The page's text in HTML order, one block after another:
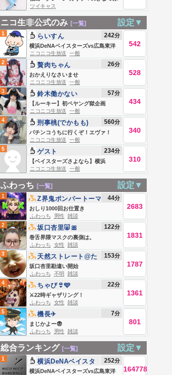
し
ツイキャス
ニコ生非公式のみ [一覧] 設定▼
1
横浜DeNAベイスターズvs広島東洋
カープ （8月8日）
らいすん 242分
542
ニコニコ生放送 一般
2
おかえりなさいませ
贅肉ちゃん 26分
528
ニコニコ生放送 一般
3
【ルーキー】初ペヤング獄企画
鈴木働かない 57分
434
ニコニコ生放送 一般
4
パチンコうちに行くぞ！エヴァ！
刑事桃(でかもも) 560分
340
ニコニコ生放送 一般
5
【ベイスターズさよなら】横浜
DeNAベイスターズvs広島東洋カー
プ
ゲスト 234分
310
ニコニコ生放送 一般
ふわっち [一覧] 設定▼
1
おしり1000回お仕置き
Z界鬼ポンパートーマ
ス🍅
44分
2683
ふわっち 男性 雑談
2
巻舌界隈マスクの裏側は。
坂口杏里🐷🎀 122分
1831
ふわっち 女性 雑談
3
坂口杏里勘違い開始
天然ストレート@た
かしゼミ
153分
1787
ふわっち 不明 雑談
4
⚔️22時ギャザリング！
ちゃぴ👙🩵 22分
1361
ふわっち 女性 雑談
5
まじかよー😨
機長✈︎ 7分
801
ふわっち 男性 雑談
総合ランキング [一覧] 設定▼
1
横浜DeNAベイスターズvs広島東洋
横浜DeNAベイスタ
ーズvs広島東洋カー
252分
164778